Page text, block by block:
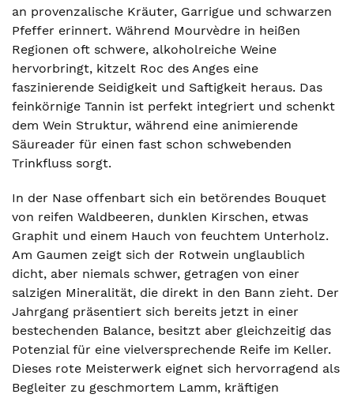
an provenzalische Kräuter, Garrigue und schwarzen
Pfeffer erinnert. Während Mourvèdre in heißen
Regionen oft schwere, alkoholreiche Weine
hervorbringt, kitzelt Roc des Anges eine
faszinierende Seidigkeit und Saftigkeit heraus. Das
feinkörnige Tannin ist perfekt integriert und schenkt
dem Wein Struktur, während eine animierende
Säureader für einen fast schon schwebenden
Trinkfluss sorgt.
In der Nase offenbart sich ein betörendes Bouquet
von reifen Waldbeeren, dunklen Kirschen, etwas
Graphit und einem Hauch von feuchtem Unterholz.
Am Gaumen zeigt sich der Rotwein unglaublich
dicht, aber niemals schwer, getragen von einer
salzigen Mineralität, die direkt in den Bann zieht. Der
Jahrgang präsentiert sich bereits jetzt in einer
bestechenden Balance, besitzt aber gleichzeitig das
Potenzial für eine vielversprechende Reife im Keller.
Dieses rote Meisterwerk eignet sich hervorragend als
Begleiter zu geschmortem Lamm, kräftigen